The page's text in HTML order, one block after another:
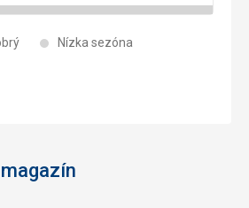
Nízka sezóna